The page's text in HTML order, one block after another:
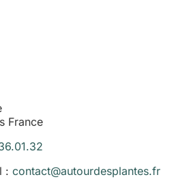
France
: contact@autourdesplantes.fr